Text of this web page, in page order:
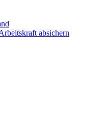
absichern